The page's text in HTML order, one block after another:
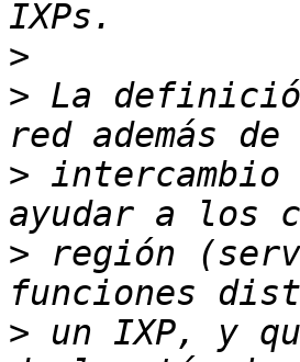
>
> La
> intercambio
> región
> un IXP, y